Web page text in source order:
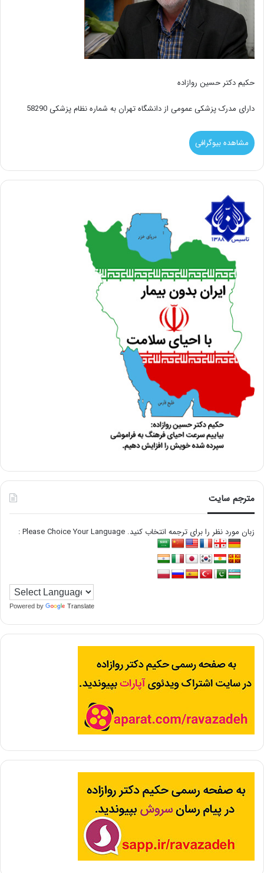
حکیم دکتر حسین روازاده
دارای مدرک پزشکی عمومی از دانشگاه تهران به شماره نظام پزشکی 58290
مشاهده بیوگرافی
مترجم سایت
زبان مورد نظر را برای ترجمه انتخاب کنید. Please Choice Your Language :
Powered by Translate